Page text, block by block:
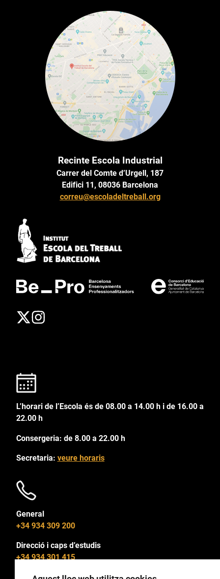
Recinte Escola Industrial
Carrer del Comte d’Urgell, 187
Edifici 11, 08036 Barcelona
correu@escoladeltreball.org
L’horari de l’Escola és de 08.00 a 14.00 h i de 16.00 a
22.00 h
Consergeria: de 8.00 a 22.00 h
Secretaria: veure horaris
General
+34 934 309 200
Direcció i caps d’estudis
+34 934 301 415